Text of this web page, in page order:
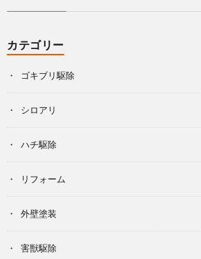
カテゴリー
ゴキブリ駆除
シロアリ
ハチ駆除
リフォーム
外壁塗装
害獣駆除